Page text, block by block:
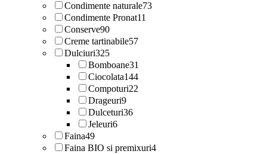
Condimente naturale73
Condimente Pronat11
Conserve90
Creme tartinabile57
Dulciuri325
Bomboane31
Ciocolata144
Compoturi22
Drageuri9
Dulceturi36
Jeleuri6
Faina49
Faina BIO si premixuri4